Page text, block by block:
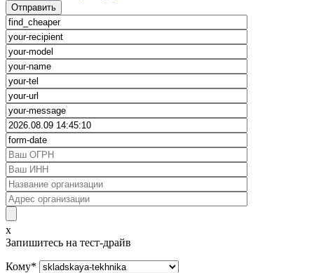
x
Запишитесь на тест-драйв
Кому*